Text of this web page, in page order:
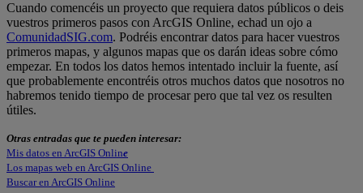
Cuando comencéis un proyecto que requiera datos públicos o deis
vuestros primeros pasos con ArcGIS Online, echad un ojo a
ComunidadSIG.com. Podréis encontrar datos para hacer vuestros
primeros mapas, y algunos mapas que os darán ideas sobre cómo
empezar. En todos los datos hemos intentado incluir la fuente, así
que probablemente encontréis otros muchos datos que nosotros no
habremos tenido tiempo de procesar pero que tal vez os resulten
útiles.
Otras entradas que te pueden interesar:
Mis datos en ArcGIS Online
Los mapas web en ArcGIS Online
Buscar en ArcGIS Online